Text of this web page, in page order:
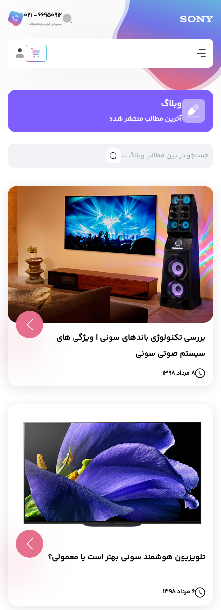
66950912 - 021
پشتیبانی فروش و محصولات
وبلاگ
آخرین مطالب منتشر شده
بررسی تکنولوژی باندهای سونی | ویژگی های
سیستم صوتی سونی
8 مرداد 1398
تلویزیون هوشمند سونی بهتر است یا معمولی؟
6 مرداد 1398